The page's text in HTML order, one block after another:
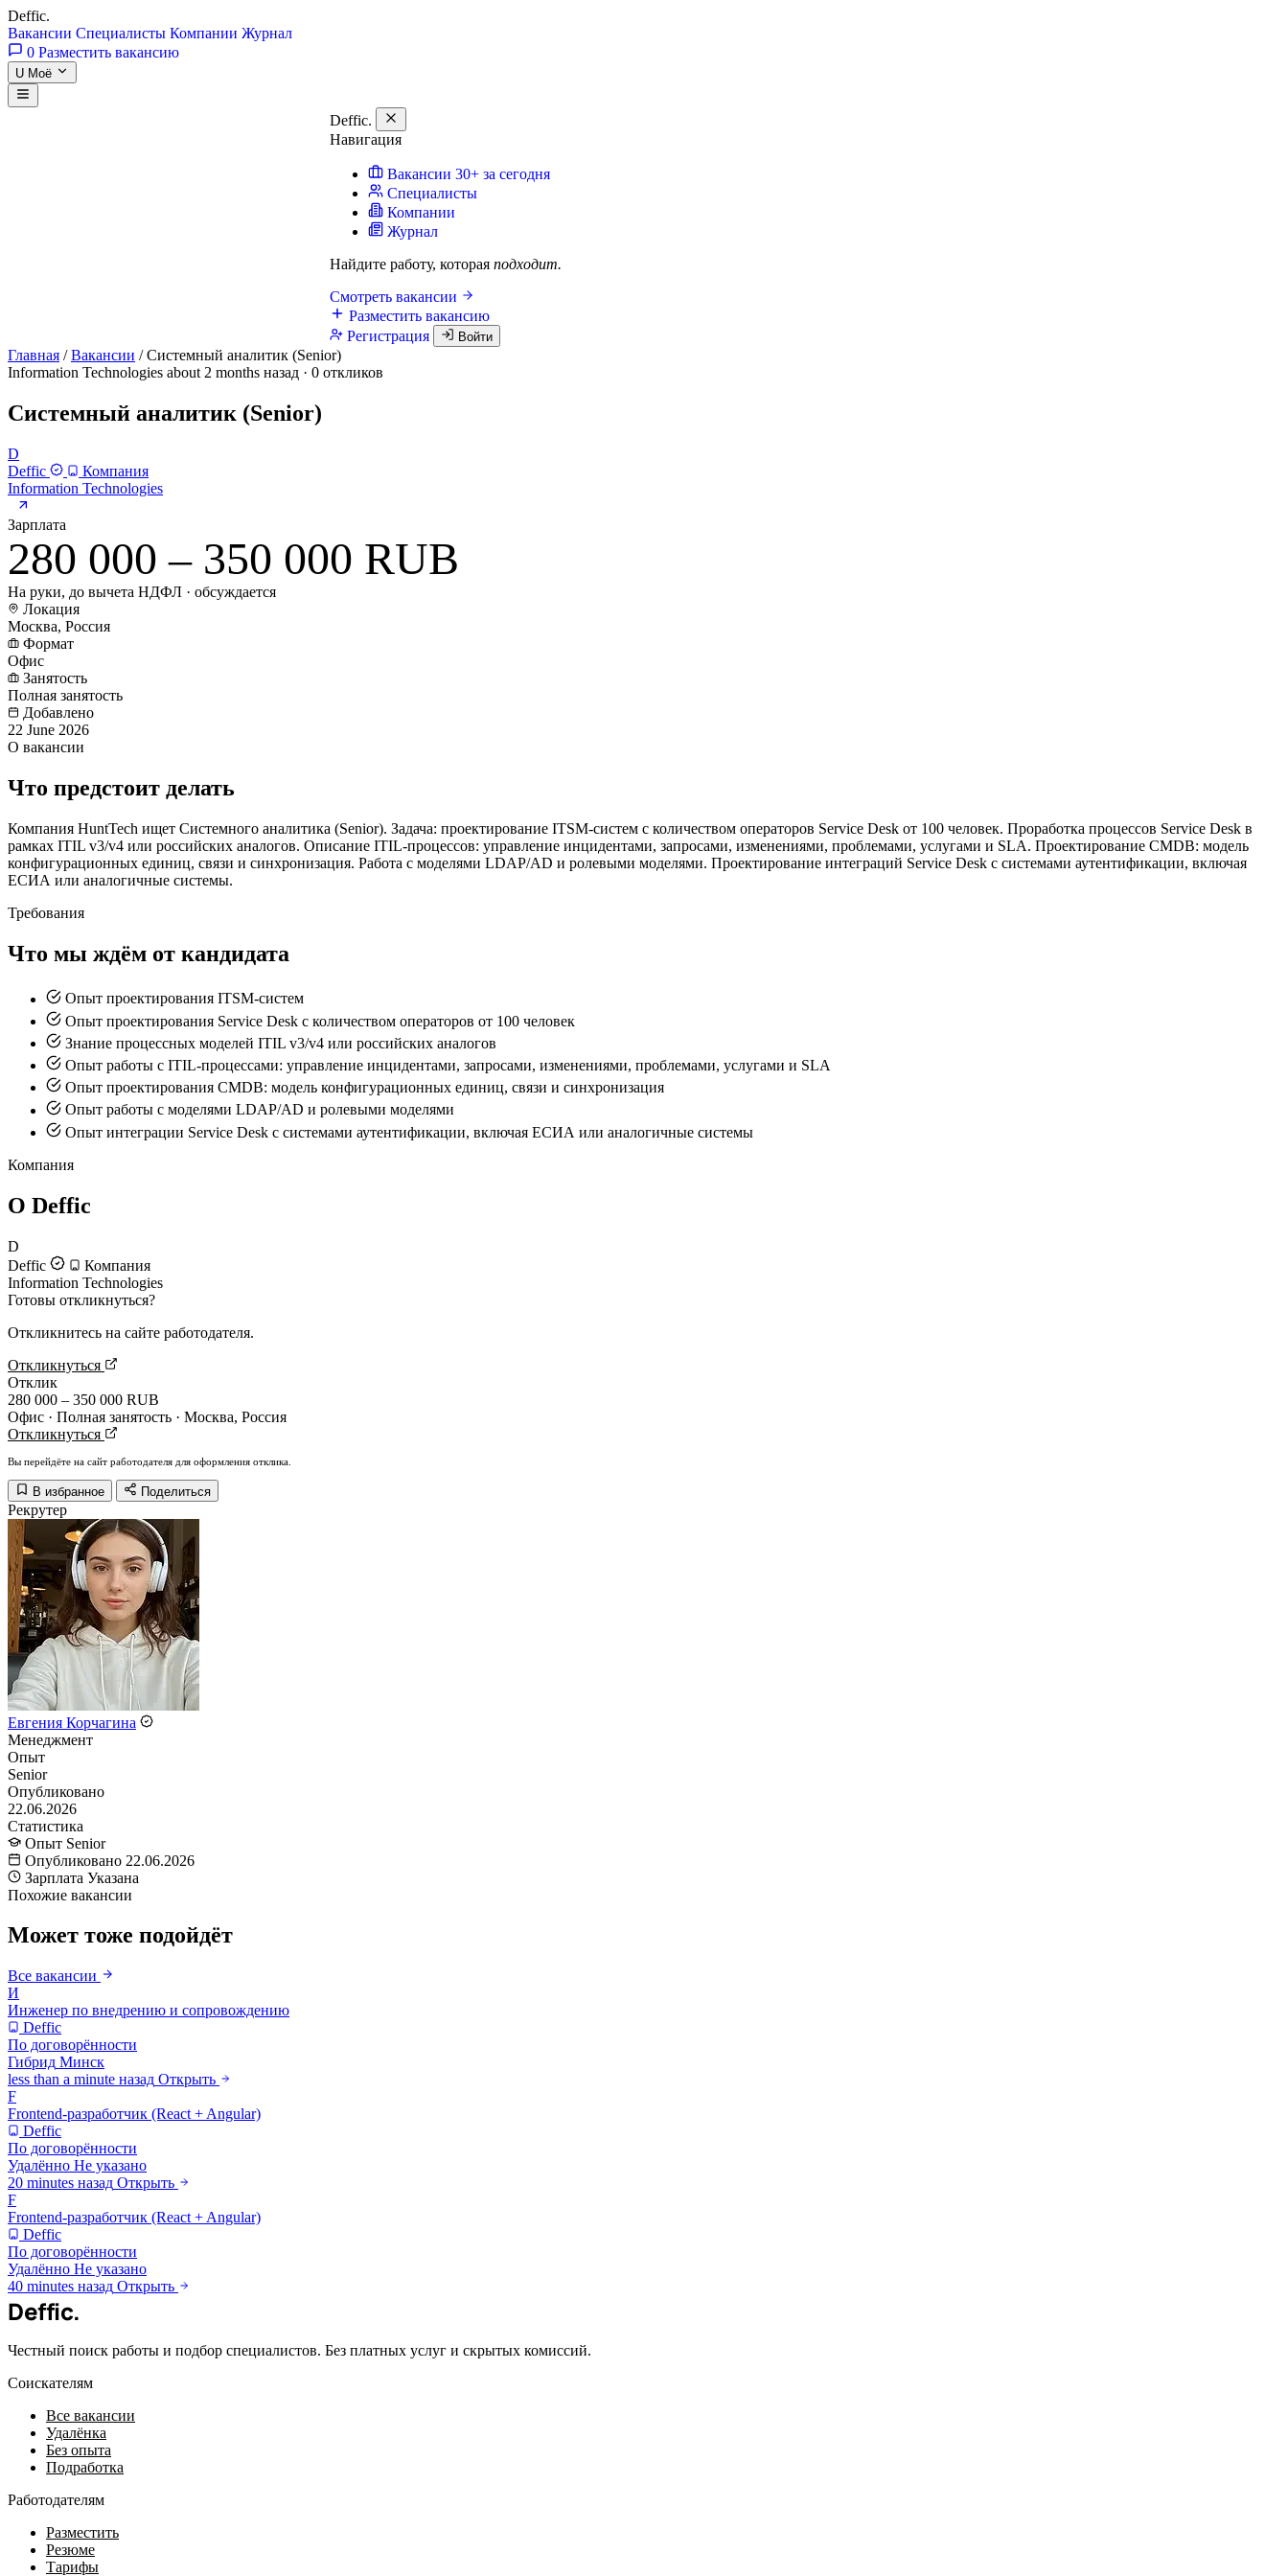
Deffic.
Вакансии Специалисты Компании Журнал
0 Разместить вакансию
U Моё
Deffic.
Навигация
Вакансии 30+ за сегодня
Специалисты
Компании
Журнал
Найдите работу, которая подходит.
Смотреть вакансии
Разместить вакансию
Регистрация
Войти
Главная / Вакансии / Системный аналитик (Senior)
Information Technologies about 2 months назад · 0 откликов
Системный аналитик (Senior)
D
Deffic
Компания
Information Technologies
Зарплата
280 000 – 350 000 RUB
На руки, до вычета НДФЛ · обсуждается
Локация
Москва, Россия
Формат
Офис
Занятость
Полная занятость
Добавлено
22 June 2026
О вакансии
Что предстоит делать
Компания HuntTech ищет Системного аналитика (Senior). Задача: проектирование ITSM-систем с количеством операторов Service Desk от 100 человек. Проработка процессов Service Desk в
рамках ITIL v3/v4 или российских аналогов. Описание ITIL-процессов: управление инцидентами, запросами, изменениями, проблемами, услугами и SLA. Проектирование CMDB: модель
конфигурационных единиц, связи и синхронизация. Работа с моделями LDAP/AD и ролевыми моделями. Проектирование интеграций Service Desk с системами аутентификации, включая
ЕСИА или аналогичные системы.
Требования
Что мы ждём от кандидата
Опыт проектирования ITSM-систем
Опыт проектирования Service Desk с количеством операторов от 100 человек
Знание процессных моделей ITIL v3/v4 или российских аналогов
Опыт работы с ITIL-процессами: управление инцидентами, запросами, изменениями, проблемами, услугами и SLA
Опыт проектирования CMDB: модель конфигурационных единиц, связи и синхронизация
Опыт работы с моделями LDAP/AD и ролевыми моделями
Опыт интеграции Service Desk с системами аутентификации, включая ЕСИА или аналогичные системы
Компания
О Deffic
D
Deffic
Компания
Information Technologies
Готовы откликнуться?
Откликнитесь на сайте работодателя.
Откликнуться
Отклик
280 000 – 350 000 RUB
Офис · Полная занятость · Москва, Россия
Откликнуться
Вы перейдёте на сайт работодателя для оформления отклика.
В избранное Поделиться
Рекрутер
Евгения Корчагина
Менеджмент
Опыт
Senior
Опубликовано
22.06.2026
Статистика
Опыт Senior
Опубликовано 22.06.2026
Зарплата Указана
Похожие вакансии
Может тоже подойдёт
Все вакансии
И
Инженер по внедрению и сопровождению
Deffic
По договорённости
Гибрид Минск
less than a minute назад Открыть
F
Frontend-разработчик (React + Angular)
Deffic
По договорённости
Удалённо Не указано
20 minutes назад Открыть
F
Frontend-разработчик (React + Angular)
Deffic
По договорённости
Удалённо Не указано
40 minutes назад Открыть
Deffic.
Честный поиск работы и подбор специалистов. Без платных услуг и скрытых комиссий.
Соискателям
Все вакансии
Удалёнка
Без опыта
Подработка
Работодателям
Разместить
Резюме
Тарифы